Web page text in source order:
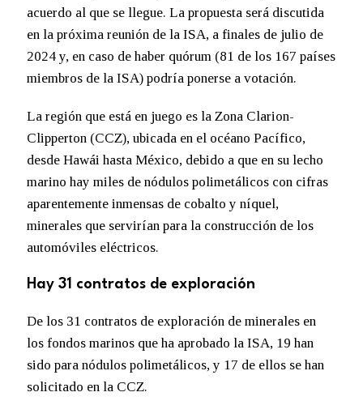
acuerdo al que se llegue. La propuesta será discutida
en la próxima reunión de la ISA, a finales de julio de
2024 y, en caso de haber quórum (81 de los 167 países
miembros de la ISA) podría ponerse a votación.
La región que está en juego es la Zona Clarion-
Clipperton (CCZ), ubicada en el océano Pacífico,
desde Hawái hasta México, debido a que en su lecho
marino hay miles de nódulos polimetálicos con cifras
aparentemente inmensas de cobalto y níquel,
minerales que servirían para la construcción de los
automóviles eléctricos.
Hay 31 contratos de exploración
De los 31 contratos de exploración de minerales en
los fondos marinos que ha aprobado la ISA, 19 han
sido para nódulos polimetálicos, y 17 de ellos se han
solicitado en la CCZ.